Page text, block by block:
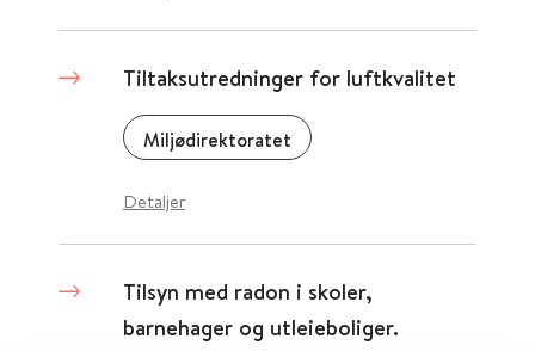
Tiltaksutredninger for luftkvalitet
Miljødirektoratet
Detaljer
Tilsyn med radon i skoler,
barnehager og utleieboliger.